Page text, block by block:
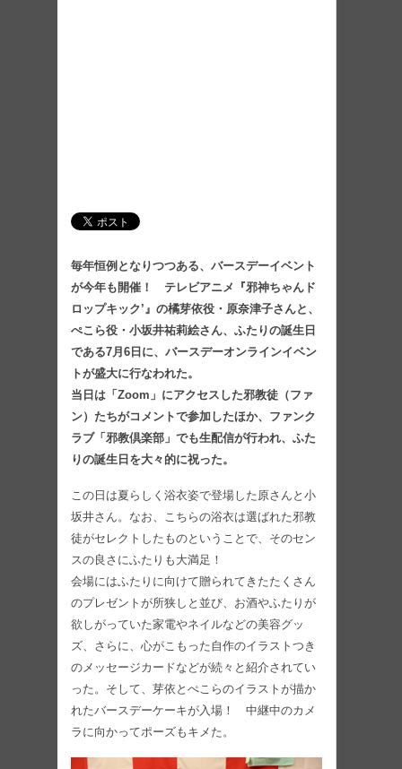
毎年恒例となりつつある、バースデーイベント
が今年も開催！ テレビアニメ『邪神ちゃんド
ロップキック’』の橘芽依役・原奈津子さんと、
ぺこら役・小坂井祐莉絵さん、ふたりの誕生日
である7月6日に、バースデーオンラインイベン
トが盛大に行なわれた。
当日は「Zoom」にアクセスした邪教徒（ファ
ン）たちがコメントで参加したほか、ファンク
ラブ「邪教倶楽部」でも生配信が行われ、ふた
りの誕生日を大々的に祝った。
この日は夏らしく浴衣姿で登場した原さんと小
坂井さん。なお、こちらの浴衣は選ばれた邪教
徒がセレクトしたものということで、そのセン
スの良さにふたりも大満足！
会場にはふたりに向けて贈られてきたたくさん
のプレゼントが所狭しと並び、お酒やふたりが
欲しがっていた家電やネイルなどの美容グッ
ズ、さらに、心がこもった自作のイラストつき
のメッセージカードなどが続々と紹介されてい
った。そして、芽依とぺこらのイラストが描か
れたバースデーケーキが入場！ 中継中のカメ
ラに向かってポーズもキメた。